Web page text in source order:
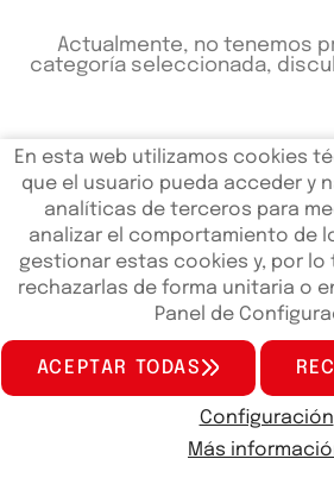
Actualmente, no tenemos
categoría seleccionada,
En esta web utilizamos cookies
que el usuario pueda acceder y
analíticas de terceros para
analizar el comportamiento de
gestionar estas cookies y, por
rechazarlas de forma unitaria o
Panel de
ACEPTAR TODAS
Configuración
Más
NOTICIAS
concesionariokymcovalencia.es
Valencia
edina.es
Política de Cookies